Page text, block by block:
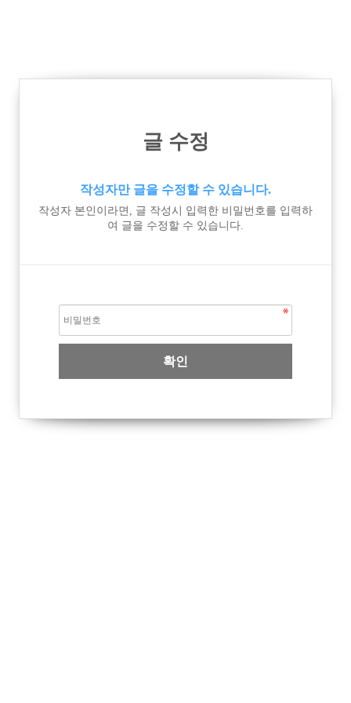
글 수정
작성자만 글을 수정할 수 있습니다.
작성자 본인이라면, 글 작성시 입력한 비밀번호를 입력하
여 글을 수정할 수 있습니다.